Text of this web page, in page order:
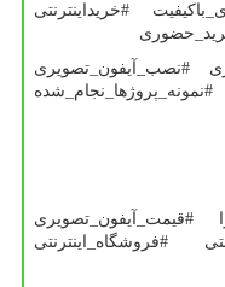
#خریداینترنتی
#نصب_آیفون_تصویری
#قیمت_آیفون_تصویری
#فروشگاه_اینترنتی